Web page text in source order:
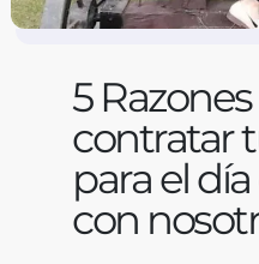
5
contratar
para el
con